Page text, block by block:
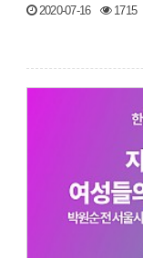
2020-07-16 1715